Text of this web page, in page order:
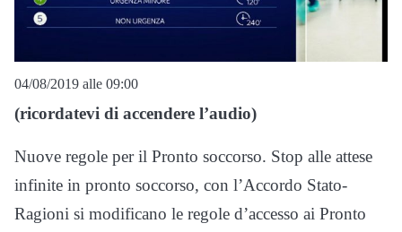
04/08/2019 alle 09:00
(ricordatevi di accendere l’audio)
Nuove regole per il Pronto soccorso. Stop alle attese
infinite in pronto soccorso, con l’Accordo Stato-
Ragioni si modificano le regole d’accesso ai Pronto